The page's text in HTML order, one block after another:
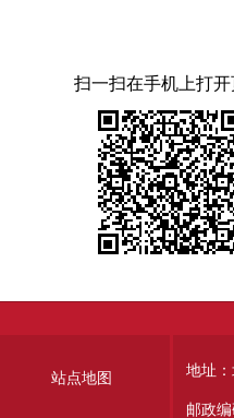
扫一扫在手机上打
站点地图 地址
邮政编